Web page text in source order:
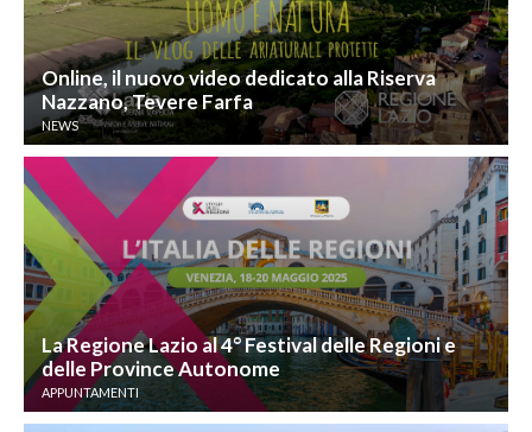
Online, il nuovo video dedicato alla Riserva
Nazzano, Tevere Farfa
NEWS
La Regione Lazio al 4° Festival delle Regioni e
delle Province Autonome
APPUNTAMENTI